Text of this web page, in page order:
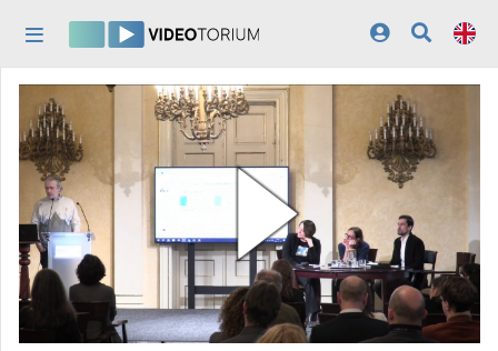
Home
Log In
Discovery
Categories
Playlists
Organizations